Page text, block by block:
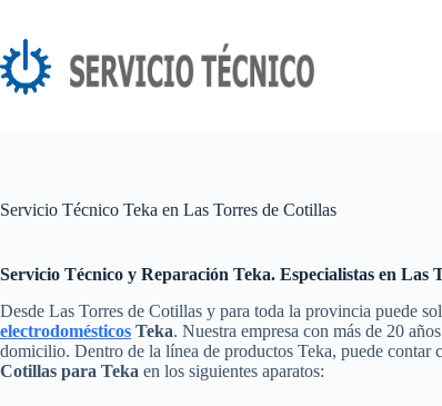
contenido
Servicio Técnico Teka en Las Torres de Cotillas
Servicio Técnico y Reparación Teka. Especialistas en Las
Desde Las Torres de Cotillas y para toda la provincia puede
electrodomésticos Teka. Nuestra empresa con más de 20
domicilio. Dentro de la línea de productos Teka, puede contar
Cotillas para Teka en los siguientes aparatos: